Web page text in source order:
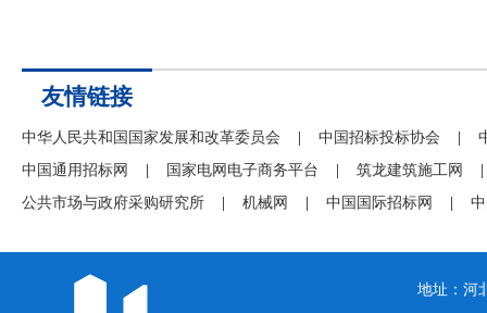
友情链接
中华人民共和国国家发展和改革委员会 中国招标投标协会
中国通用招标网
国家电网电子商务平台 筑龙建筑施工网
公共市场与政府采购研究所
机械网 中国国际招标网
地址：河